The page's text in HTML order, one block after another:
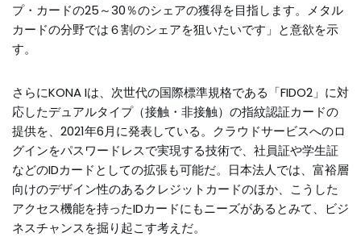
プ・カードの25～30％のシェアの獲得を目指します。メタル
カードの分野では６割のシェアを狙いたいです」と意欲を示
す。
さらにKONA Iは、次世代の国際標準規格である「FIDO2」に対
応したデュアルタイプ（接触・非接触）の指紋認証カードの
提供を、2021年6月に発表している。クラウドサービスへのロ
グインをパスワードレスで実現する技術で、社員証や学生証
などのIDカードとしての拡張も可能だ。日本法人では、富裕層
向けのデザイン性のあるクレジットカードのほか、こうした
アクセス機能を持ったIDカードにもニーズがあるとみて、ビジ
ネスチャンスを掘り起こす考えだ。